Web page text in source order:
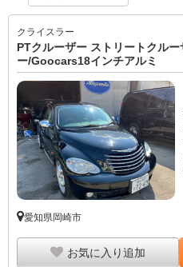
クライスラー
PTクルーザー ストリートクル
ー/Goocars18インチアルミ
愛知県岡崎市
お気に入り追加